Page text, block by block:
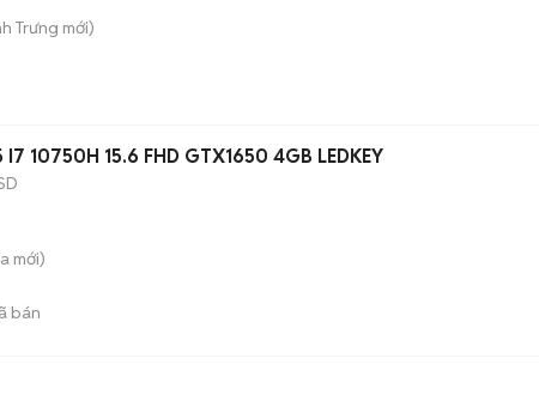
Trưng mới)
I7 10750H 15.6 FHD GTX1650 4GB LEDKEY
mới)
bán